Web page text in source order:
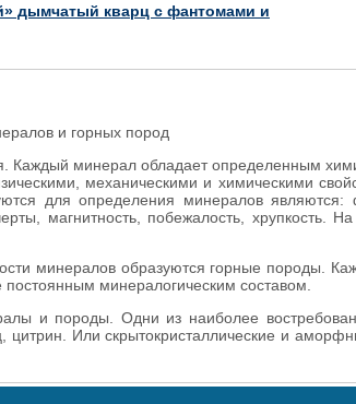
дымчатый кварц с фантомами и
и горных пород
Каждый минерал обладает определенным
механическими и химическими
для определения минералов являются:
магнитность, побежалость, хрупкость.
минералов образуются горные породы.
минералогическим составом.
и породы. Одни из наиболее
цитрин. Или скрытокристаллические и